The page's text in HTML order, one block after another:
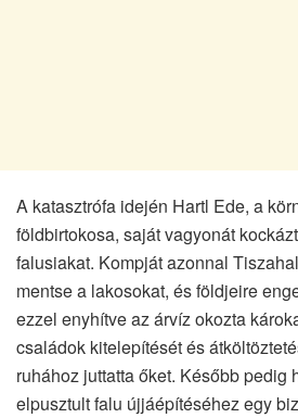
A katasztrófa idején Hartl Ede, a
földbirtokosa, saját vagyonát
falusiakat. Kompját azonnal
mentse a lakosokat, és földjeire
ezzel enyhítve az árvíz okozta
családok kitelepítését és
ruhához juttatta őket. Később pedig
elpusztult falu újjáépítéséhez egy